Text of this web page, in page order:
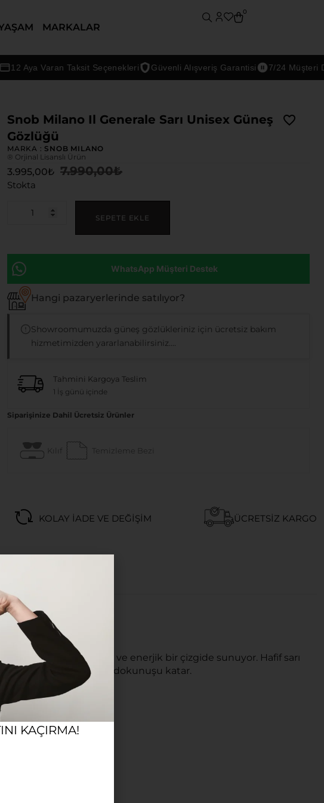
MARKALAR
0
Aya Varan Taksit Seçenekleri Güvenli Alışveriş Garantisi 7/24 Müşteri
Snob Milano Il Generale Sarı Unisex Güneş
Gözlüğü
MARKA : SNOB MILANO
® Orjinal Lisanslı Ürün
7.990,00₺
3.995,00₺
Stokta
SEPETE EKLE
WhatsApp Müşteri Destek
Hangi pazaryerlerinde satılıyor?
Showroomumuzda güneş gözlükleriniz için ücretsiz bakım
hizmetimizden yararlanabilirsiniz....
Tahmini Kargoya Teslim
1 İş günü içinde
Siparişinize Dahil Ücretsiz Ürünler
Kılıf Temizleme Bezi
KOLAY İADE VE DEĞIŞIM ÜCRETSIZ KARGO
yenilikçi, dinamik ve enerjik bir çizgide sunuyor. Hafif sarı
ve modern bir İtalyan dokunuşu katar.
KAÇIRMA!